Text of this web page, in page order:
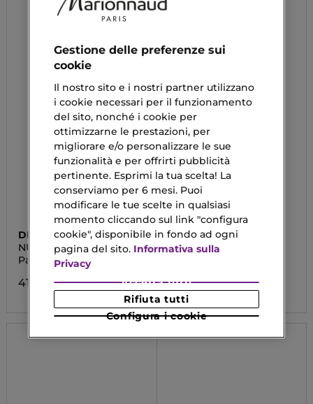
DIEGO DALLA PALMA
NUDA PINK
Palette Ombretti
41,20 €
MESAUDA
BARE HARMONY 3.0
22,32 €
Gestione delle preferenze sui
cookie
Il nostro sito e i nostri partner utilizzano
i cookie necessari per il funzionamento
del sito, nonché i cookie per
ottimizzarne le prestazioni, per
migliorare e/o personalizzare le sue
funzionalità e per offrirti pubblicità
pertinente. Esprimi la tua scelta! La
conserviamo per 6 mesi. Puoi
modificare le tue scelte in qualsiasi
momento cliccando sul link "configura
cookie", disponibile in fondo ad ogni
pagina del sito. Informativa sulla
Privacy
Configura i cookie
Rifiuta tutti
Accetta tutti